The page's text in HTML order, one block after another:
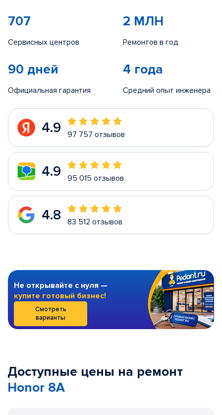
707
Сервисных центров
2 МЛН
Ремонтов в год
90 дней
Официальная гарантия
4 года
Средний опыт инженера
4.9 97 757 отзывов
4.9 95 015 отзывов
4.8 83 512 отзывов
Не открывайте с нуля —
купите готовый бизнес!
Смотреть
варианты
Доступные цены на ремонт
Honor 8A